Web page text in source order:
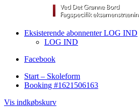
Eksisterende abonnenter LOG IND
LOG IND
Facebook
Start – Skoleform
Booking #1621506163
Vis indkøbskurv